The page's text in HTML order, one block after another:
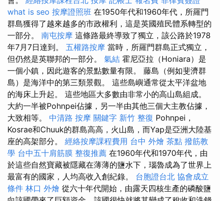
what is seo 按摩證照班 在1950年代和1960年代，所羅門
群島獲得了越來越多的市政權利，這是英國殖民體系轉型的
一部分。 南屯按摩 這條路最終導致了獨立，該公路於1978
年7月7日達到。 五權路按摩 當時，所羅門群島正式獨立，
但仍然是英聯邦的一部分。 氣結 霍尼亞拉（Honiara）是
一個小鎮，因此遊客的景點數量有限。 藤島（例如斐濟群
島）是海洋中的第三類景觀。 這些島嶼通常從太平洋盆地
的海床​​上升起。 這些地區大多數由非常小的高山島組成。
大約一半被Pohnpei佔據，另一半由其他三個大主教佔據，
大致相等。 中清路 按摩 關鍵字 新竹 整復 Pohnpei，
Kosrae和Chuuk的群島高高，火山島，而Yap是亞洲大陸基
座的高架部分。 經絡按摩課程費用 台中 外燴 茶點 撥筋教
學 台中五十肩筋膜 整復推薦 在1960年代和1970年代，由
於這些自然寶藏被隱藏在薄薄的鹽水下，瑙魯成為了世界上
最富有的國家，人均高收入創紀錄。 台胞證台北 協會成立
條件 林口 外燴 從六十年代開始，由露天四核生產的磷酸鹽